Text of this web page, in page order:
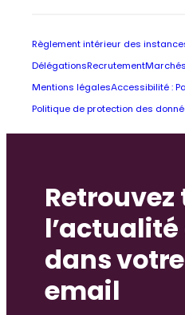
Règlement intérieur des
DélégationsRecrutement
Mentions légalesAccessibilité :
Politique de protection des
Retrouvez
dans
email